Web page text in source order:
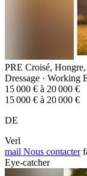
PRE Croisé,
Dressage · Working
15 000 € à 20 000 €
15 000 € à 20 000 €
DE
Verl
mail Nous contacter
Eye-catcher